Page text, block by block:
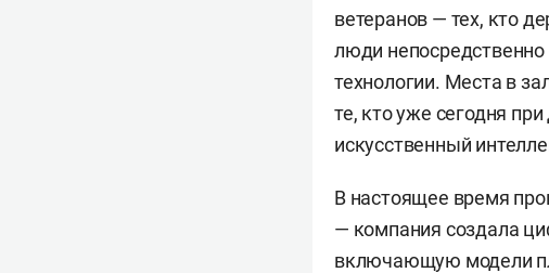
ветеранов — тех, кто
люди
технологии. Места в
те, кто уже сегодня
искусственный
В настоящее время
— компания создала
включающую модели